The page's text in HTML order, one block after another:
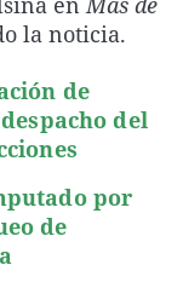
rosa de los vientos
el perro y el
de
Viuda
Rioja
Vasco
la noticia.
de
del
por
de